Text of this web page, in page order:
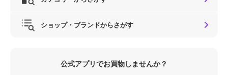
ショップ・ブランドからさがす
公式アプリでお買物しませんか？